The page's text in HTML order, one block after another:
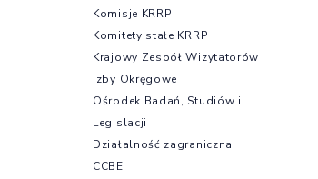
Komisje KRRP
Komitety stałe KRRP
Krajowy Zespół Wizytatorów
Izby Okręgowe
Ośrodek Badań, Studiów i
Legislacji
Działalność zagraniczna
CCBE